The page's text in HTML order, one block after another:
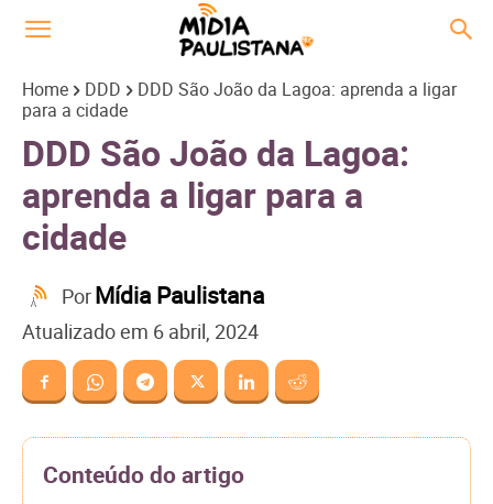
Home DDD
DDD São João da Lagoa: aprenda a ligar
para a cidade
DDD São João da Lagoa:
aprenda a ligar para a
cidade
PorMídia Paulistana
Atualizado em 6 abril, 2024
Conteúdo do artigo